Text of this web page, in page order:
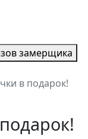
замерщика
в подарок!